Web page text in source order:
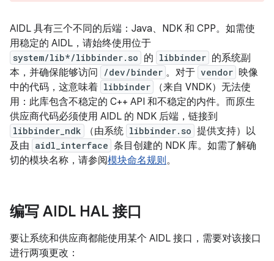
AIDL 具有三个不同的后端：Java、NDK 和 CPP。如需使
用稳定的 AIDL，请始终使用位于
system/lib*/libbinder.so 的 libbinder 的系统副
本，并确保能够访问
/dev/binder 。对于 vendor 映像
中的代码，这意味着 libbinder
（来自 VNDK）无法使
用：此库包含不稳定的 C++ API 和不稳定的内件。而原生
供应商代码必须使用 AIDL 的 NDK 后端，链接到
libbinder_ndk （由系统 libbinder.so 提供支持）以
及由 aidl_interface 条目创建的 NDK 库。如需了解确
切的模块名称，请参阅模块命名规则。
编写 AIDL HAL 接口
要让系统和供应商都能使用某个 AIDL 接口，需要对该接口
进行两项更改：